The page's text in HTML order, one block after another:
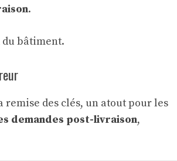
.
du bâtiment.
remise des clés, un atout pour les
demandes post-livraison,